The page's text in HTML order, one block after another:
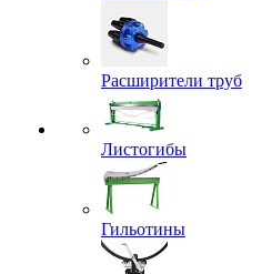
Расширители труб
Листогибы
Гильотины